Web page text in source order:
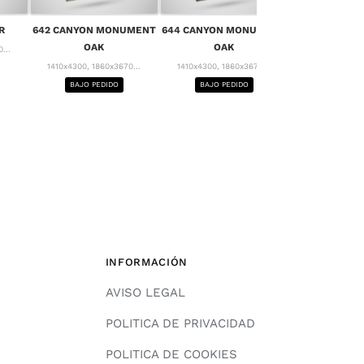
642 CANYON MONUMENT
OAK
1410x4300, 1860x3670...
BAJO PEDIDO
644 CANYON MONUMENT
OAK
1410x4300, 1860x3670...
BAJO PEDIDO
INFORMACIÓN
AVISO LEGAL
POLITICA DE PRIVACIDAD
POLITICA DE COOKIES